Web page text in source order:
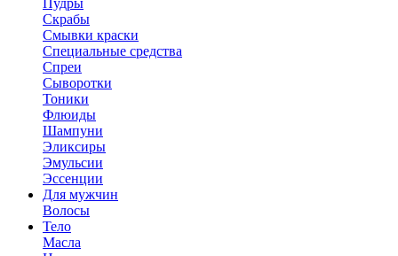
Пудры
Скрабы
Смывки краски
Специальные средства
Спреи
Сыворотки
Тоники
Флюиды
Шампуни
Эликсиры
Эмульсии
Эссенции
Для мужчин
Волосы
Тело
Масла